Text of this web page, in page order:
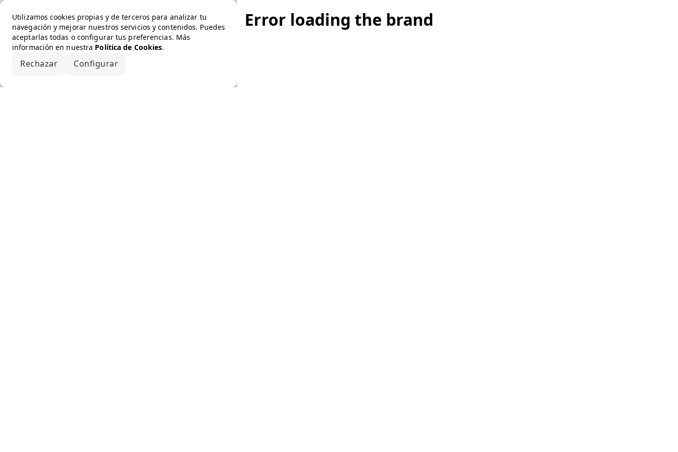
Utilizamos cookies propias y de terceros para analizar tu
navegación y mejorar nuestros servicios y contenidos. Puedes
aceptarlas todas o configurar tus preferencias. Más
información en nuestra Política de Cookies.
Rechazar Configurar
Error loading the brand